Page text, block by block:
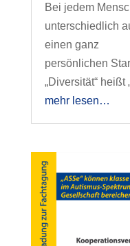
Bei jedem
unterschiedlich
einen ganz
persönlichen
„Diversität“ heißt
mehr lesen…